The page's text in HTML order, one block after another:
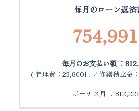
毎月のローン返済
754,991
毎月のお支払い額 ：
( 管理費：23,800円 / 修繕積立金
ボーナス月 ：